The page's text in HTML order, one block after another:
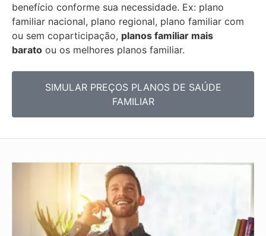
benefício conforme sua necessidade. Ex: plano
familiar nacional, plano regional, plano familiar com
ou sem coparticipação, planos familiar mais
barato ou os melhores planos familiar.
SIMULAR PREÇOS PLANOS DE SAÚDE
FAMILIAR